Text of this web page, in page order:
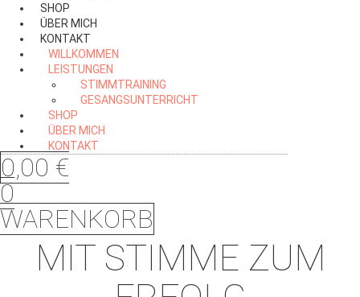
SHOP
ÜBER MICH
KONTAKT
WILLKOMMEN
LEISTUNGEN
STIMMTRAINING
GESANGSUNTERRICHT
SHOP
ÜBER MICH
KONTAKT
0,00 €
0
WARENKORB
MIT STIMME ZUM